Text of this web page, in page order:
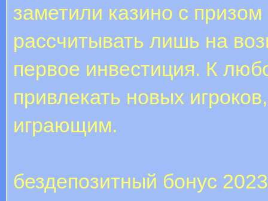
заметили казино с
рассчитывать лишь на
первое инвестиция. К
привлекать новых
играющим.
бездепозитный бонус